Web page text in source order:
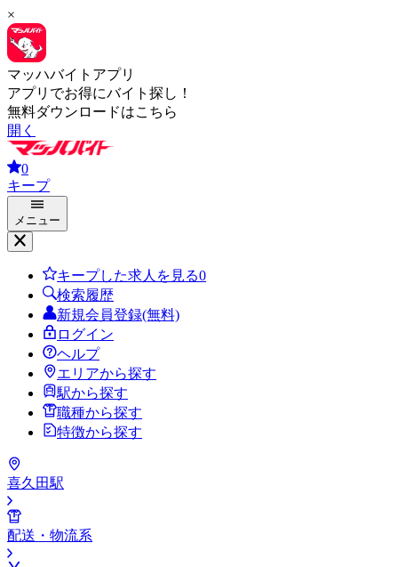
×
マッハバイトアプリ
アプリでお得にバイト探し！
無料ダウンロードはこちら
開く
0
キープ
メニュー
キープした求人を見る0
検索履歴
新規会員登録(無料)
ログイン
ヘルプ
エリアから探す
駅から探す
職種から探す
特徴から探す
喜久田駅
配送・物流系